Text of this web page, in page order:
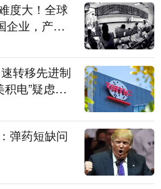
度大！全球
企业，产业
易
转移先进制
电”疑虑担
弹药短缺问